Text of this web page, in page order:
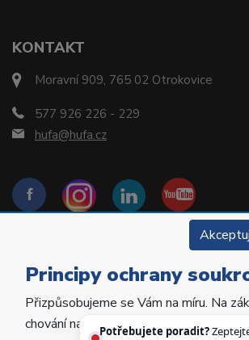
KONTAKT
Moravní 909, 765 02 Otrokovice
577 926 226 - 229
hufa@hufa.cz
Copyright © 2022 Hu-Fa Dental a.s.
vyhrazena.
Principy ochrany
Přizpůsobujeme se Vám na míru. Na
chování na webu personalizujeme jeho
Potřebujete poradit?